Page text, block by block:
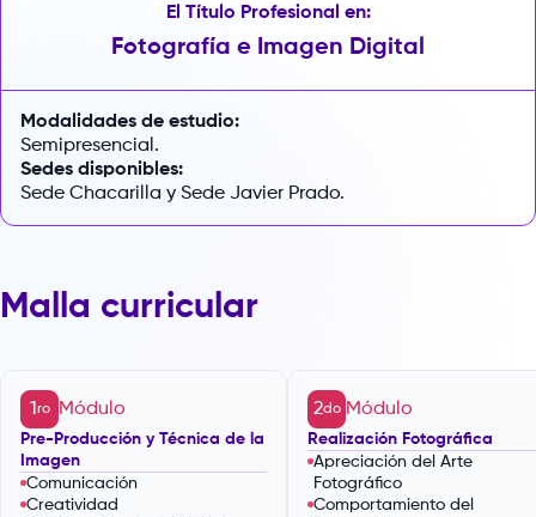
El Título Profesional en:
Fotografía e Imagen Digital
Modalidades de estudio:
Semipresencial.
Sedes disponibles:
Sede Chacarilla y Sede Javier Prado.
Malla curricular
1 ro Módulo
Pre-Producción y Técnica de la
Imagen
Comunicación
Creatividad
2do Módulo
Realización Fotográfica
Apreciación del Arte
Fotográfico
Comportamiento del